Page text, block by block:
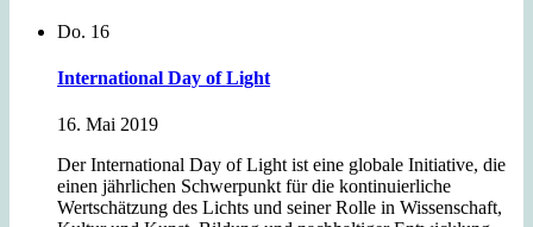
Do. 16
International Day of Light
16. Mai 2019
Der International Day of Light ist eine globale Initiative, die
einen jährlichen Schwerpunkt für die kontinuierliche
Wertschätzung des Lichts und seiner Rolle in Wissenschaft,